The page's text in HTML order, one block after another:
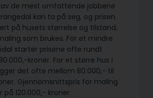
de mest omfattende jobbene
kan ta på seg, og prisen
på husets størrelse og tilstand,
som brukes. For et mindre
starter prisene ofte rundt
kroner. For et større hus i
det ofte mellom 80.000,- til
Gjennomsnittspris for maling
på 120.000,- kroner.